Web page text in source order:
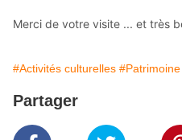
Merci de votre visite ... et très
#Activités culturelles
Partager